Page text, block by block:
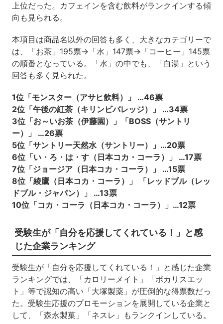
上位だった。カフェインを含む飲料がランクインする傾
向も見られる。
本項目は商品名以外の回答も多く、大きなカテゴリーで
は、「お茶」195票→「水」147票→「コーヒー」145票
の順番となっている。「水」の中でも、「白湯」という
回答も多く見られた。
1位「モンスター（アサヒ飲料）」 …46票
2位「午後の紅茶（キリンビバレッジ）」 …34票
3位「お～いお茶（伊藤園）」「BOSS（サントリ
ー）」 …26票
5位「サントリー天然水（サントリー）」…20票
6位「い・ろ・は・す（日本コカ・コーラ）」 …17票
7位「ジョージア（日本コカ・コーラ）」 …15票
8位「綾鷹（日本コカ・コーラ）」 「レッドブル（レッ
ドブル・ジャパン）」 …13票
10位「コカ・コーラ（日本コカ・コーラ）」…12票
受験生が「自分を応援してくれている！」と感
じた企業ランキング
受験生が「自分を応援してくれている！」と感じた企業
ランキングでは、「カロリーメイト」「ポカリスエッ
ト」等で認知の高い「大塚製薬」が圧倒的な得票数だっ
た。受験生応援のプロモーションを展開している企業と
して、「森永製菓」「ネスレ」もランクインしている。